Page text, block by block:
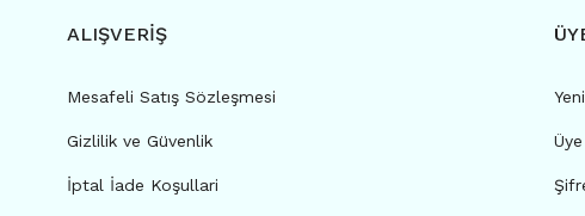
ALIŞVERİŞ
Mesafeli Satış Sözleşmesi
Gizlilik ve Güvenlik
İptal İade Koşullari